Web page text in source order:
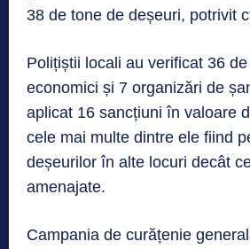
38 de tone de deșeuri, potrivit
Polițiștii locali au verificat 36
economici și 7 organizări de
aplicat 16 sancțiuni în valoare
cele mai multe dintre ele fiind
deșeurilor în alte locuri decât
amenajate.
Campania de curățenie